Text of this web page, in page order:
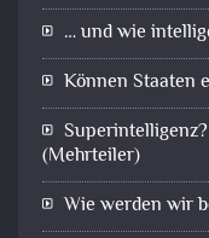
… und wie
Können Staaten
(Mehrteiler)
Wie werden wir